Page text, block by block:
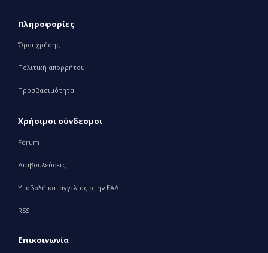
Πληροφορίες
Όροι χρήσης
Πολιτική απορρήτου
Προσβασιμότητα
Χρήσιμοι σύνδεσμοι
Forum
Διαβουλεύσεις
Υποβολή καταγγελίας στην ΕΑΔ
RSS
Επικοινωνία